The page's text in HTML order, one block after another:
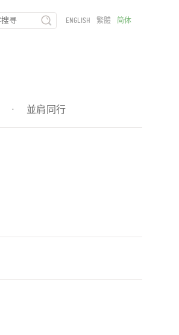
· 並肩同行
ENGLISH 繁體 简体